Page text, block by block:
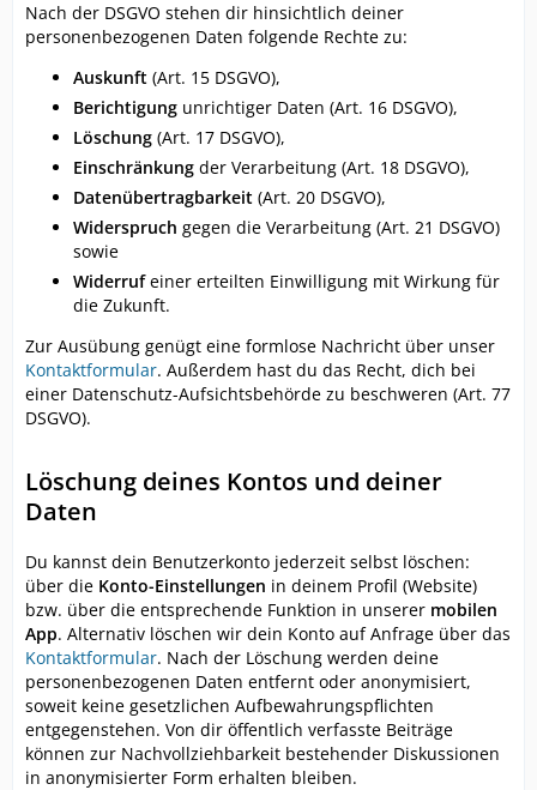
Nach der DSGVO stehen dir hinsichtlich deiner
personenbezogenen Daten folgende Rechte zu:
Auskunft (Art. 15 DSGVO),
Berichtigung unrichtiger Daten (Art. 16 DSGVO),
Löschung (Art. 17 DSGVO),
Einschränkung der Verarbeitung (Art. 18 DSGVO),
Datenübertragbarkeit (Art. 20 DSGVO),
Widerspruch gegen die Verarbeitung (Art. 21 DSGVO)
sowie
Widerrufeiner erteilten Einwilligung mit Wirkung für
die Zukunft.
Zur Ausübung genügt eine formlose Nachricht über unser
Kontaktformular. Außerdem hast du das Recht, dich bei
einer Datenschutz-Aufsichtsbehörde zu beschweren (Art. 77
DSGVO).
Löschung deines Kontos und deiner
Daten
Du kannst dein Benutzerkonto jederzeit selbst löschen:
über die Konto-Einstellungen in deinem Profil (Website)
bzw. über die entsprechende Funktion in unserer mobilen
App. Alternativ löschen wir dein Konto auf Anfrage über das
Kontaktformular. Nach der Löschung werden deine
personenbezogenen Daten entfernt oder anonymisiert,
soweit keine gesetzlichen Aufbewahrungspflichten
entgegenstehen. Von dir öffentlich verfasste Beiträge
können zur Nachvollziehbarkeit bestehender Diskussionen
in anonymisierter Form erhalten bleiben.